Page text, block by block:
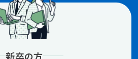
新卒の方